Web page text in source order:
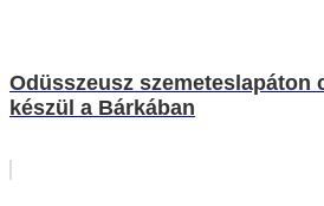
Odüsszeusz szemeteslapáton
készül a Bárkában